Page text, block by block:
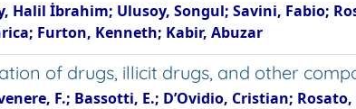
Halil İbrahim; Ulusoy, Songul; Savini, Fabio;
Furton, Kenneth; Kabir, Abuzar
of drugs, illicit drugs, and other
F.; Bassotti, E.; D’Ovidio, Cristian;